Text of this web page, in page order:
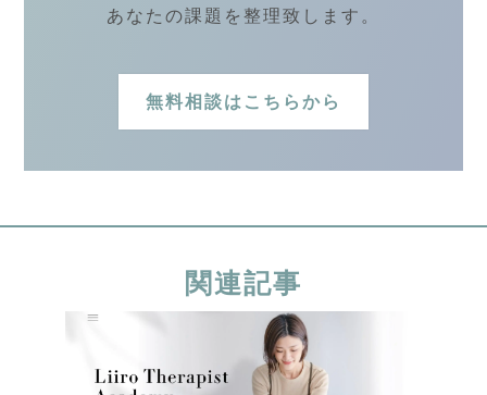
あなたの課題を整理致します。
無料相談はこちらから
関連記事